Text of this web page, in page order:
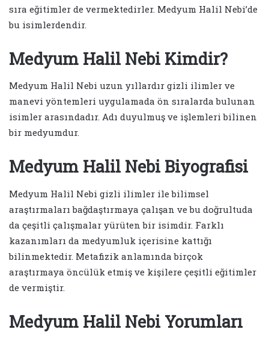
sıra eğitimler de vermektedirler. Medyum Halil Nebi’de
bu isimlerdendir.
Medyum Halil Nebi Kimdir?
Medyum Halil Nebi uzun yıllardır gizli ilimler ve
manevi yöntemleri uygulamada ön sıralarda bulunan
isimler arasındadır. Adı duyulmuş ve işlemleri bilinen
bir medyumdur.
Medyum Halil Nebi Biyografisi
Medyum Halil Nebi gizli ilimler ile bilimsel
araştırmaları bağdaştırmaya çalışan ve bu doğrultuda
da çeşitli çalışmalar yürüten bir isimdir. Farklı
kazanımları da medyumluk içerisine kattığı
bilinmektedir. Metafizik anlamında birçok
araştırmaya öncülük etmiş ve kişilere çeşitli eğitimler
de vermiştir.
Medyum Halil Nebi Yorumları